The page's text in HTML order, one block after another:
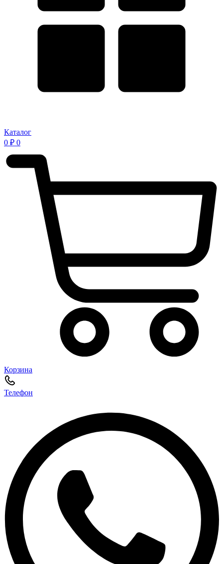
Каталог
0 ₽ 0
Корзина
Телефон